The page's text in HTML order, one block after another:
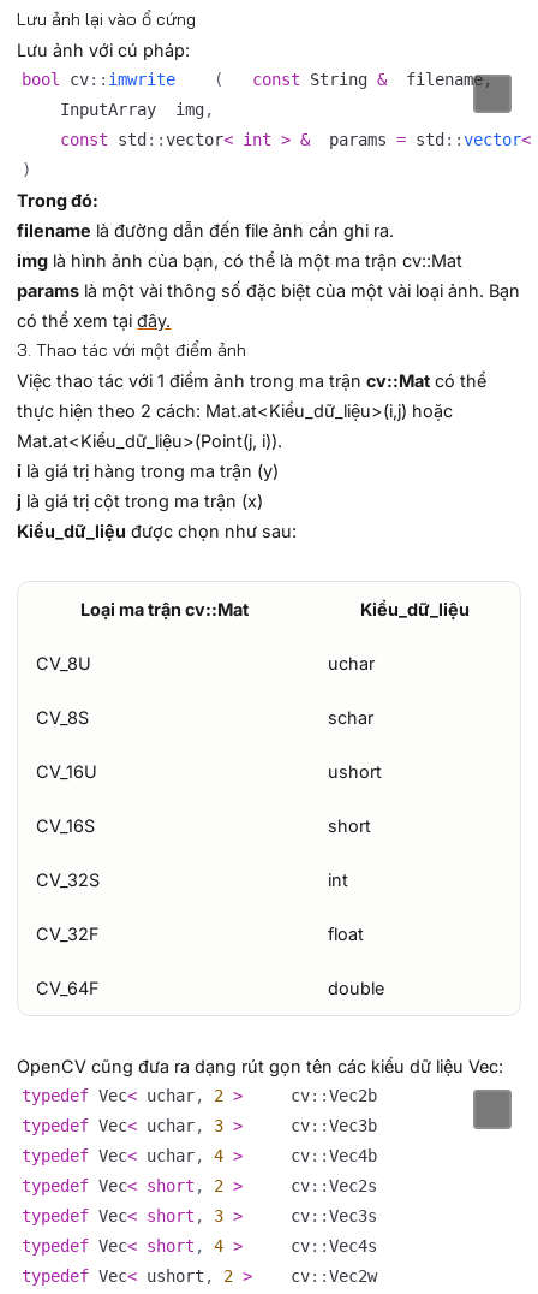
Lưu ảnh lại vào ổ cứng
Lưu ảnh với cú pháp:
bool cv:: imwrite ( const String & filename,
	InputArray 	img
,
const std ::vector< int > & params = std ::vector<
)
Trong đó:
filename là đường dẫn đến file ảnh cần ghi ra.
img là hình ảnh của bạn, có thể là một ma trận cv::Mat
params là một vài thông số đặc biệt của một vài loại ảnh. Bạn
có thể xem tạiđây.
3. Thao tác với một điểm ảnh
Việc thao tác với 1 điểm ảnh trong ma trậncv::Mat có thể
thực hiện theo 2 cách: Mat.at<Kiểu_dữ_liệu>(i,j) hoặc
Mat.at<Kiểu_dữ_liệu>(Point(j, i)).
i là giá trị hàng trong ma trận (y)
j là giá trị cột trong ma trận (x)
Kiểu_dữ_liệu được chọn như sau:
Loại ma trận cv::Mat Kiểu_dữ_liệu
CV_8U uchar
CV_8S schar
CV_16U ushort
CV_16S short
CV_32S int
CV_32F float
CV_64F double
OpenCV cũng đưa ra dạng rút gọn tên các kiểu dữ liệu Vec:
typedef Vec< uchar, 2 > cv::
typedef Vec< uchar, 3 > cv::
typedef Vec< uchar, 4 > cv::
typedef Vec< short , 2 > cv::
typedef Vec< short , 3 > cv::
typedef Vec< short , 4 > cv::
typedef Vec< ushort , 2 > cv::
Vec2w